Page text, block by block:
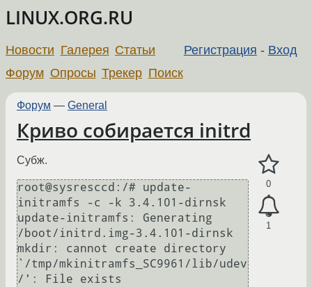
LINUX.ORG.RU
Регистрация - Вход
Новости Галерея Статьи
Форум Опросы Трекер Поиск
Форум — General
Криво собирается initrd
0
1
Субж.
root@sysresccd:/# update-
initramfs -c -k 3.4.101-dirnsk
update-initramfs: Generating
/boot/initrd.img-3.4.101-dirnsk
mkdir: cannot create directory
`/tmp/mkinitramfs_SC9961/lib/udev
/': File exists